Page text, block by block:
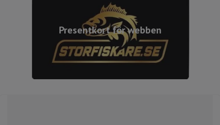
Presentkort för webben